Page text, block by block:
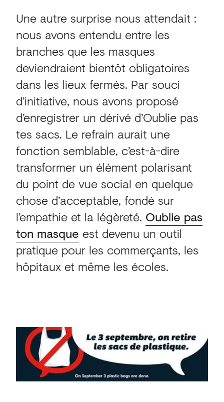
Une autre surprise nous attendait :
nous avons entendu entre les
branches que les masques
deviendraient bientôt obligatoires
dans les lieux fermés. Par souci
d’initiative, nous avons proposé
d’enregistrer un dérivé d’Oublie pas
tes sacs. Le refrain aurait une
fonction semblable, c’est-à-dire
transformer un élément polarisant
du point de vue social en quelque
chose d’acceptable, fondé sur
l’empathie et la légèreté. Oublie pas
ton masque est devenu un outil
pratique pour les commerçants, les
hôpitaux et même les écoles.